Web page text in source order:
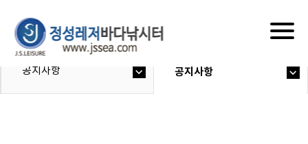
공지사항 공지사항